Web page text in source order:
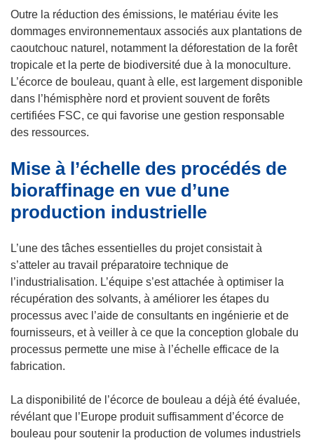
e
)
Outre la réduction des émissions, le matériau évite les
dommages environnementaux associés aux plantations de
caoutchouc naturel, notamment la déforestation de la forêt
tropicale et la perte de biodiversité due à la monoculture.
L’écorce de bouleau, quant à elle, est largement disponible
dans l’hémisphère nord et provient souvent de forêts
certifiées FSC, ce qui favorise une gestion responsable
des ressources.
Mise à l’échelle des procédés de
bioraffinage en vue d’une
production industrielle
L’une des tâches essentielles du projet consistait à
s’atteler au travail préparatoire technique de
l’industrialisation. L’équipe s’est attachée à optimiser la
récupération des solvants, à améliorer les étapes du
processus avec l’aide de consultants en ingénierie et de
fournisseurs, et à veiller à ce que la conception globale du
processus permette une mise à l’échelle efficace de la
fabrication.
La disponibilité de l’écorce de bouleau a déjà été évaluée,
révélant que l’Europe produit suffisamment d’écorce de
bouleau pour soutenir la production de volumes industriels